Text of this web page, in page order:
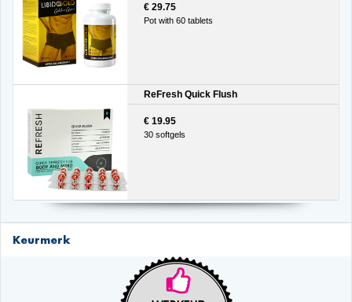
€ 29.75
Pot with 60 tablets
ReFresh Quick Flush
€ 19.95
30 softgels
Keurmerk